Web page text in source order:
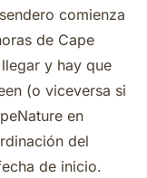
comienza
de Cape
y hay que
(o viceversa si
en
del
de inicio.